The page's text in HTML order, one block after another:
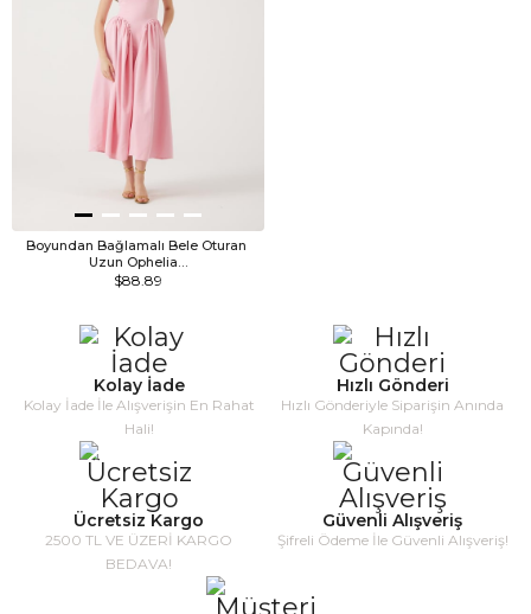
Boyundan Bağlamalı Bele Oturan
Uzun Ophelia…
$88.89
Kolay İade
Kolay İade İle Alışverişin En Rahat
Hali!
Hızlı Gönderi
Hızlı Gönderiyle Siparişin Anında
Kapında!
Ücretsiz Kargo
2500 TL VE ÜZERİ KARGO
BEDAVA!
Güvenli Alışveriş
Şifreli Ödeme İle Güvenli Alışveriş!